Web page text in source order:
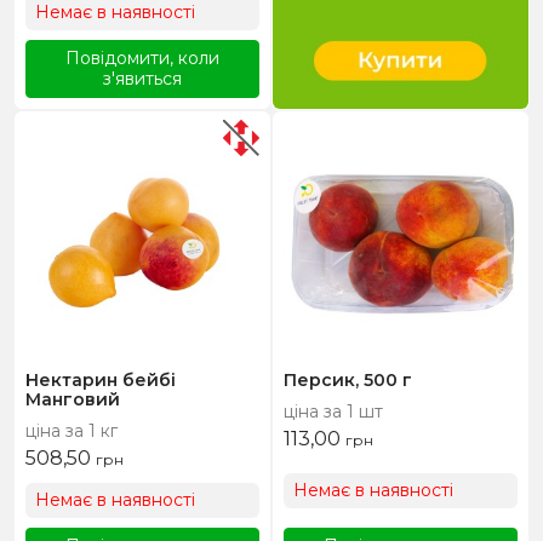
Немає в наявності
Повідомити, коли
з'явиться
Нектарин бейбі
Манговий
ціна за 1 кг
508,50 грн
Немає в наявності
Персик, 500 г
ціна за 1 шт
113,00 грн
Немає в наявності